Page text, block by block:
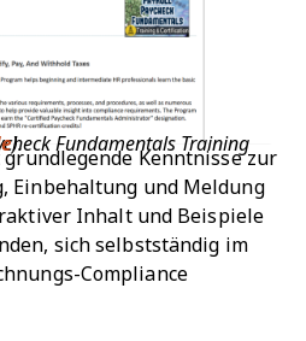
).
Kenntnisse zur
Einbehaltung und Meldung
Inhalt und Beispiele
sich selbstständig im
Compliance